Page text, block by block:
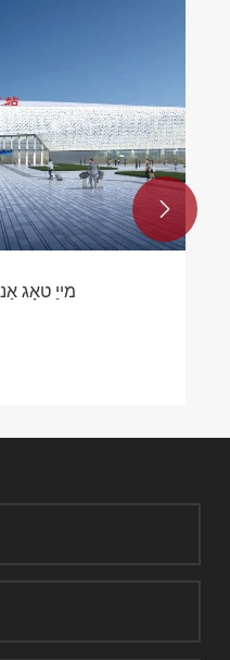
סאַסטיינאַבאַל
סטראַקטשערז קענען זיין
אין ענערגיע און
באדערפענישן.
זייער קליין וישאַלט, וואָס
מייַ טאָג
